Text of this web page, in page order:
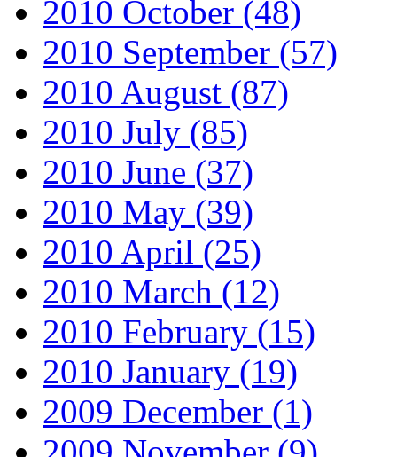
2010 October (48)
2010 September (57)
2010 August (87)
2010 July (85)
2010 June (37)
2010 May (39)
2010 April (25)
2010 March (12)
2010 February (15)
2010 January (19)
2009 December (1)